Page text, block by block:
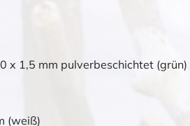
x 1,5 mm pulverbeschichtet (grün)
(weiß)